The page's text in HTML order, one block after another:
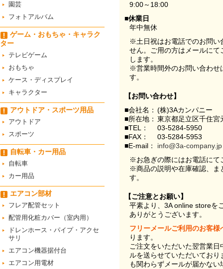
園芸
フォトアルバム
ゲーム・おもちゃ・キャラク
ター
テレビゲーム
おもちゃ
ケース・ディスプレイ
キャラクター
アウトドア・スポーツ用品
アウトドア
スポーツ
自転車・カー用品
自転車
カー用品
エアコン部材
フレア配管セット
配管用化粧カバー（室内用）
ドレンホース・パイプ・アクセ
サリ
エアコン機器据付台
エアコン用電材
9:00～18:00
■休業日
年中無休
※土日祝はお電話でのお問い
せん。ご用の方はメールに
します。
※営業時間外のお問い合わせ
す。
【お問い合わせ】
■会社名： (株)3Aカンパニー
■所在地： 東京都足立区千住
■TEL：
03-5284-5950
■FAX：
03-5284-5953
■E-mail：
info@3a-company.jp
※お急ぎの際にはお電話にて
※商品の説明や在庫確認、ま
す。
【ご注意とお願い】
平素より、3A online storeを
ありがとうございます。
フリーメールご利用のお客様
ります。
ご注文をいただいた翌営業
ルを送らせていただいてお
も関わらずメールが届かない